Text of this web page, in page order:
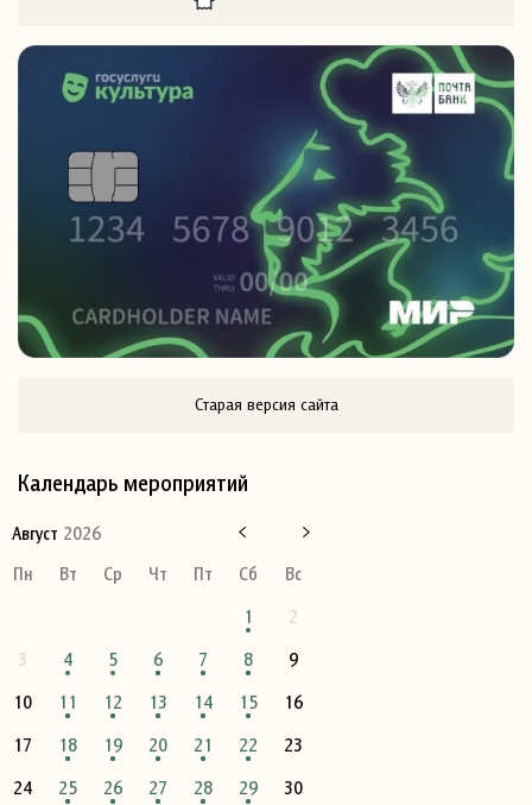
Старая версия сайта
Календарь мероприятий
Август 2026
Пн
Вт Ср Чт Пт Сб
Вс
1
2
3
4 5 6 7 8
9
10
11 12 13 14 15
16
17
18 19 20 21 22
23
24
25 26 27 28 29
30